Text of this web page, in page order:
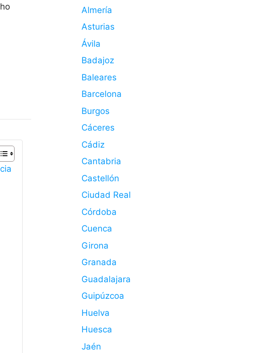
Almería
Asturias
Ávila
Badajoz
Baleares
Barcelona
Burgos
Cáceres
Cádiz
Cantabria
Castellón
Ciudad Real
Córdoba
Cuenca
Girona
Granada
Guadalajara
Guipúzcoa
Huelva
Huesca
Jaén